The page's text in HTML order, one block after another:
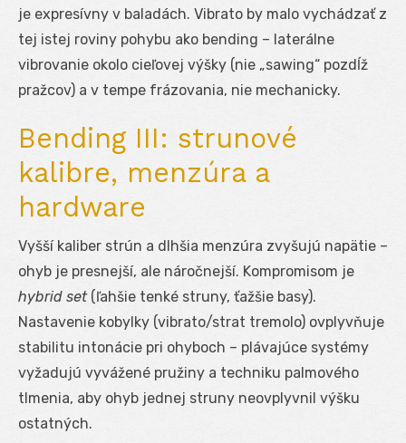
je expresívny v baladách. Vibrato by malo vychádzať z
tej istej roviny pohybu ako bending – laterálne
vibrovanie okolo cieľovej výšky (nie „sawing“ pozdĺž
pražcov) a v tempe frázovania, nie mechanicky.
Bending III: strunové
kalibre, menzúra a
hardware
Vyšší kaliber strún a dlhšia menzúra zvyšujú napätie –
ohyb je presnejší, ale náročnejší. Kompromisom je
hybrid set(ľahšie tenké struny, ťažšie basy).
Nastavenie kobylky (vibrato/strat tremolo) ovplyvňuje
stabilitu intonácie pri ohyboch – plávajúce systémy
vyžadujú vyvážené pružiny a techniku palmového
tlmenia, aby ohyb jednej struny neovplyvnil výšku
ostatných.